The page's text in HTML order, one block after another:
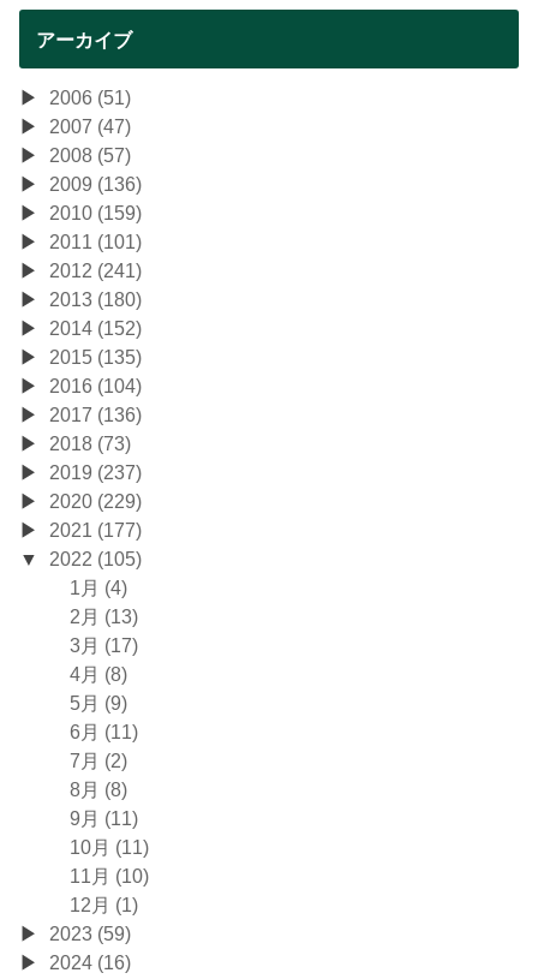
アーカイブ
2006 (51)
2007 (47)
2008 (57)
2009 (136)
2010 (159)
2011 (101)
2012 (241)
2013 (180)
2014 (152)
2015 (135)
2016 (104)
2017 (136)
2018 (73)
2019 (237)
2020 (229)
2021 (177)
2022 (105)
1月 (4)
2月 (13)
3月 (17)
4月 (8)
5月 (9)
6月 (11)
7月 (2)
8月 (8)
9月 (11)
10月 (11)
11月 (10)
12月 (1)
2023 (59)
2024 (16)